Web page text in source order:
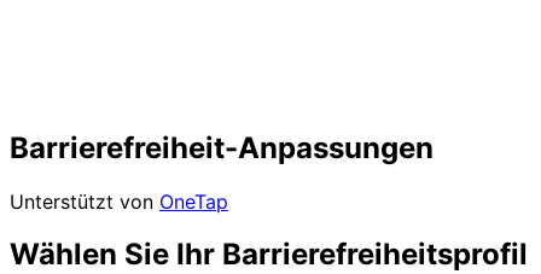
Barrierefreiheit-Anpassungen
Unterstützt von OneTap
Wählen Sie Ihr Barrierefreiheitsprofil